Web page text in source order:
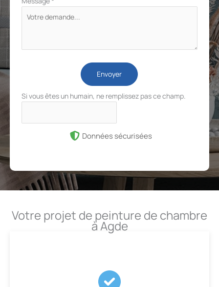
Envoyer
Si vous êtes un humain, ne remplissez pas ce champ.
Données sécurisées
Votre projet de peinture de chambre
à Agde